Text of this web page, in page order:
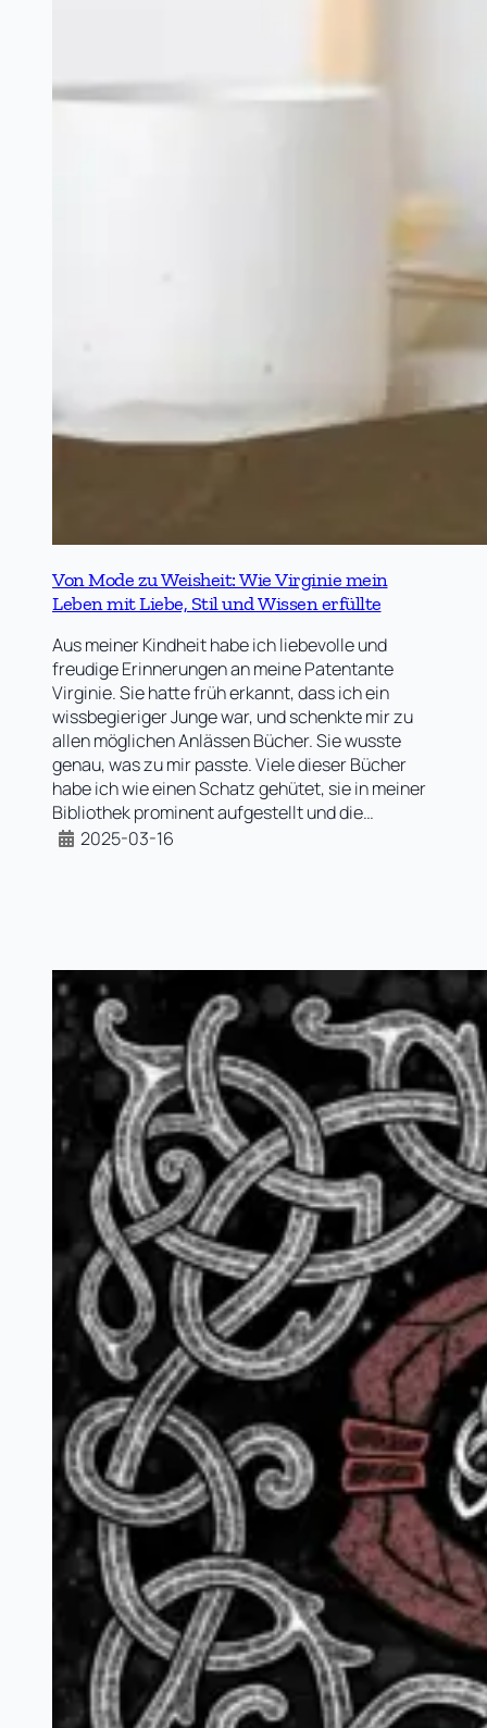
Von Mode zu Weisheit: Wie Virginie mein
Leben mit Liebe, Stil und Wissen erfüllte
Aus meiner Kindheit habe ich liebevolle und
freudige Erinnerungen an meine Patentante
Virginie. Sie hatte früh erkannt, dass ich ein
wissbegieriger Junge war, und schenkte mir zu
allen möglichen Anlässen Bücher. Sie wusste
genau, was zu mir passte. Viele dieser Bücher
habe ich wie einen Schatz gehütet, sie in meiner
Bibliothek prominent aufgestellt und die…
2025-03-16